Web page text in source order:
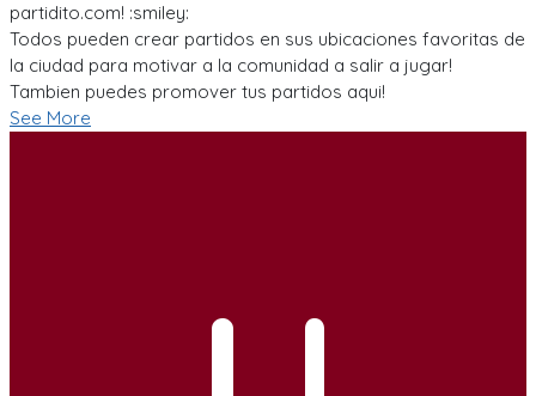
partidito.com! :smiley:
Todos pueden crear partidos en sus ubicaciones favoritas de
la ciudad para motivar a la comunidad a salir a jugar!
Tambien puedes promover tus partidos aqui!
See More